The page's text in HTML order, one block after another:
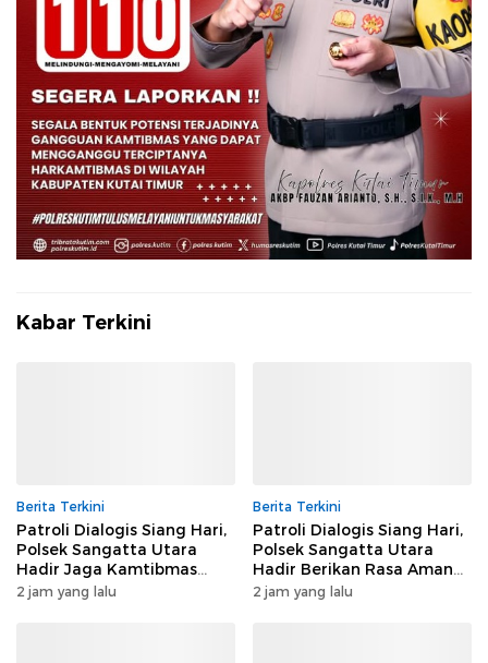
Kabar Terkini
Berita Terkini
Patroli Dialogis Siang Hari,
Polsek Sangatta Utara
Hadir Jaga Kamtibmas
Tetap Kondusif
2 jam yang lalu
Berita Terkini
Patroli Dialogis Siang Hari,
Polsek Sangatta Utara
Hadir Berikan Rasa Aman
kepada Masyarakat
2 jam yang lalu